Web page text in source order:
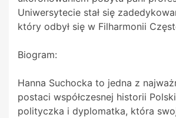
Uniwersytecie stał się
który odbył się w Filharmonii
Biogram:
Hanna Suchocka to jedna z
postaci współczesnej historii
polityczka i dyplomatka, która